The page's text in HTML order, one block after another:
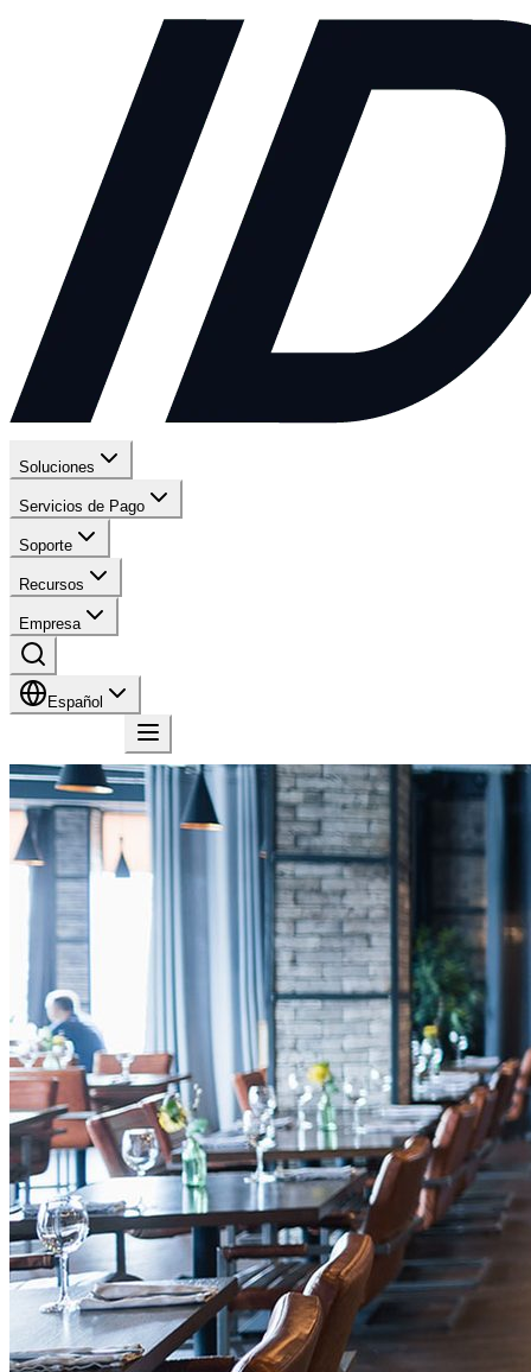
Soluciones
Servicios de Pago
Soporte
Recursos
Empresa
Español